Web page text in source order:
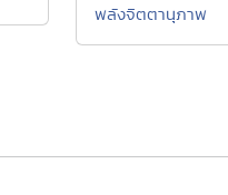
พลังจิตตานุภาพ